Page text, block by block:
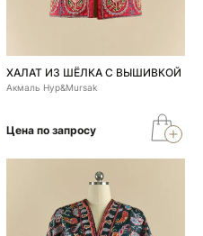
ХАЛАТ ИЗ ШЁЛКА С ВЫШИВКОЙ
Акмаль Нур&Mursak
Цена по запросу